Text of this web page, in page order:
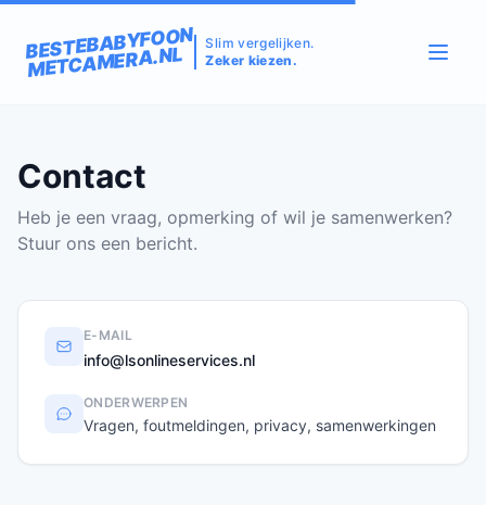
BESTEBABYFOON
METCAMERA.NL
Slim vergelijken.
Zeker kiezen.
Contact
Heb je een vraag, opmerking of wil je samenwerken?
Stuur ons een bericht.
E-MAIL
info@lsonlineservices.nl
ONDERWERPEN
Vragen, foutmeldingen, privacy, samenwerkingen